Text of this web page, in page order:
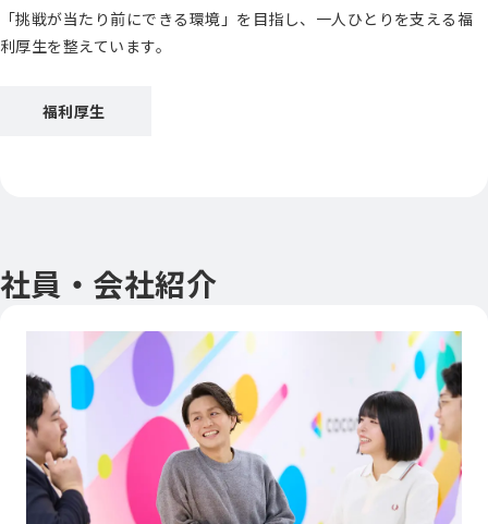
「挑戦が当たり前にできる環境」を目指し、一人ひとりを支える福
利厚生を整えています。
福利厚生
社員・会社紹介